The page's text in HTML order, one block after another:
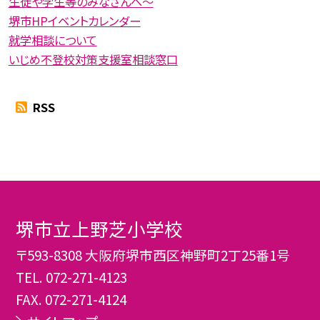
堺市HPイベントカレンダー
就学相談について
いじめ不登校対策支援室相談窓口
RSS
堺市立上野芝小学校
〒593-8308 大阪府堺市西区神野町2丁25番1号
TEL. 072-271-4123
FAX. 072-271-4124